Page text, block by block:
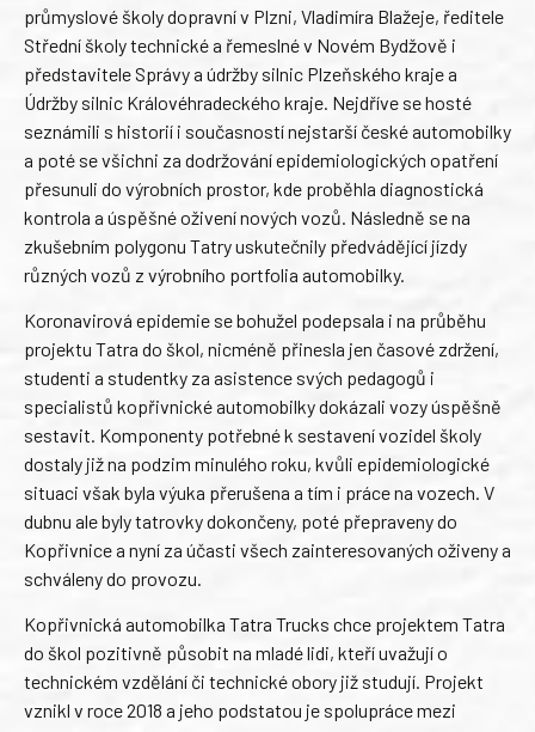
průmyslové školy dopravní v Plzni, Vladimíra Blažeje, ředitele
Střední školy technické a řemeslné v Novém Bydžově i
představitele Správy a údržby silnic Plzeňského kraje a
Údržby silnic Královéhradeckého kraje. Nejdříve se hosté
seznámili s historií i současností nejstarší české automobilky
a poté se všichni za dodržování epidemiologických opatření
přesunuli do výrobních prostor, kde proběhla diagnostická
kontrola a úspěšné oživení nových vozů. Následně se na
zkušebním polygonu Tatry uskutečnily předvádějící jízdy
různých vozů z výrobního portfolia automobilky.
Koronavirová epidemie se bohužel podepsala i na průběhu
projektu Tatra do škol, nicméně přinesla jen časové zdržení,
studenti a studentky za asistence svých pedagogů i
specialistů kopřivnické automobilky dokázali vozy úspěšně
sestavit. Komponenty potřebné k sestavení vozidel školy
dostaly již na podzim minulého roku, kvůli epidemiologické
situaci však byla výuka přerušena a tím i práce na vozech. V
dubnu ale byly tatrovky dokončeny, poté přepraveny do
Kopřivnice a nyní za účasti všech zainteresovaných oživeny a
schváleny do provozu.
Kopřivnická automobilka Tatra Trucks chce projektem Tatra
do škol pozitivně působit na mladé lidi, kteří uvažují o
technickém vzdělání či technické obory již studují. Projekt
vznikl v roce 2018 a jeho podstatou je spolupráce mezi